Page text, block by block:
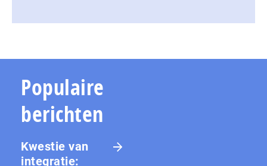
Populaire
berichten
Kwestie van
integratie: